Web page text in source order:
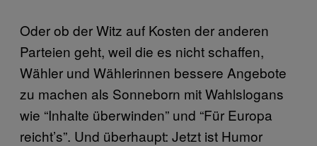
Oder ob der Witz auf Kosten der anderen
Parteien geht, weil die es nicht schaffen,
Wähler und Wählerinnen bessere Angebote
zu machen als Sonneborn mit Wahlslogans
wie “Inhalte überwinden” und “Für Europa
reicht’s”. Und überhaupt: Jetzt ist Humor